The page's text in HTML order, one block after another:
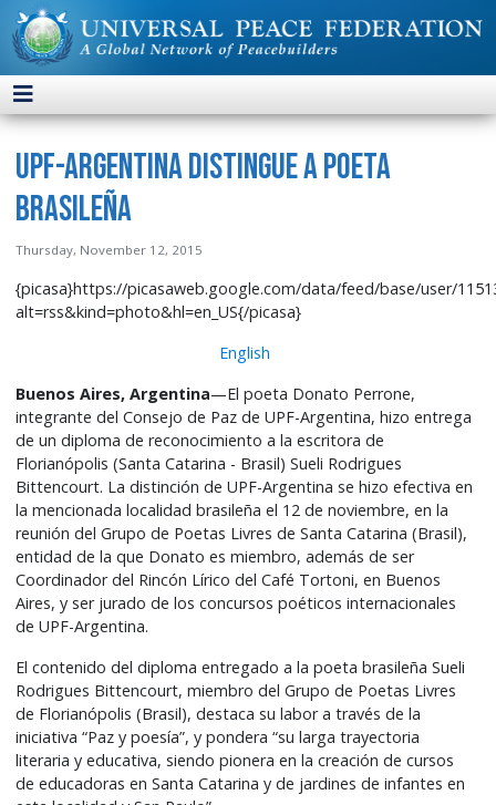
UPF-Argentina Distingue a Poeta
Brasileña
Thursday, November 12, 2015
{picasa}https://picasaweb.google.com/data/feed/base/user/
alt=rss&kind=photo&hl=en_US{/picasa}
English
Buenos Aires, Argentina—El poeta Donato Perrone,
integrante del Consejo de Paz de UPF-Argentina, hizo entrega
de un diploma de reconocimiento a la escritora de
Florianópolis (Santa Catarina - Brasil) Sueli Rodrigues
Bittencourt. La distinción de UPF-Argentina se hizo efectiva en
la mencionada localidad brasileña el 12 de noviembre, en la
reunión del Grupo de Poetas Livres de Santa Catarina (Brasil),
entidad de la que Donato es miembro, además de ser
Coordinador del Rincón Lírico del Café Tortoni, en Buenos
Aires, y ser jurado de los concursos poéticos internacionales
de UPF-Argentina.
El contenido del diploma entregado a la poeta brasileña Sueli
Rodrigues Bittencourt, miembro del Grupo de Poetas Livres
de Florianópolis (Brasil), destaca su labor a través de la
iniciativa “Paz y poesía”, y pondera “su larga trayectoria
literaria y educativa, siendo pionera en la creación de cursos
de educadoras en Santa Catarina y de jardines de infantes en